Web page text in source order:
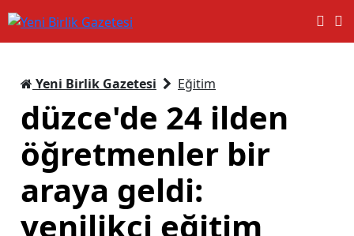
Yeni Birlik Gazetesi Eğitim
düzce'de 24 ilden
öğretmenler bir
araya geldi:
yenilikçi eğitim